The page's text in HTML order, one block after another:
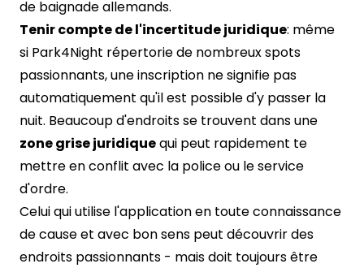
de baignade allemands.
Tenir compte de l'incertitude juridique: même
si Park4Night répertorie de nombreux spots
passionnants, une inscription ne signifie pas
automatiquement qu'il est possible d'y passer la
nuit. Beaucoup d'endroits se trouvent dans une
zone grise juridiquequi peut rapidement te
mettre en conflit avec la police ou le service
d'ordre.
Celui qui utilise l'application en toute connaissance
de cause et avec bon sens peut découvrir des
endroits passionnants - mais doit toujours être